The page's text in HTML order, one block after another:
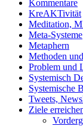
Kommentare
KreAKTivität
Meditation,
Meta-Systeme
Metaphern
Methoden
Problem und
Systemisch
Systemische
Tweets,
Ziele